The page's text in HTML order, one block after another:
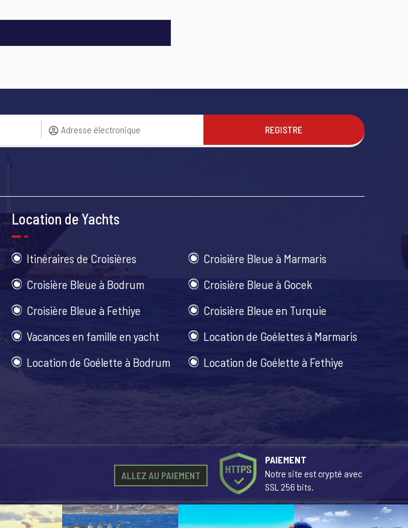
REGISTRE
Location de Yachts
Itinéraires de Croisières
Croisière Bleue à Marmaris
Croisière Bleue à Bodrum
Croisière Bleue à Gocek
Croisière Bleue à Fethiye
Croisière Bleue en Turquie
Vacances en famille en yacht
Location de Goélettes à Marmaris
Location de Goélette à Bodrum
Location de Goélette à Fethiye
PAIEMENT
Notre site est crypté avec
SSL 256 bits.
ALLEZ AU PAIEMENT